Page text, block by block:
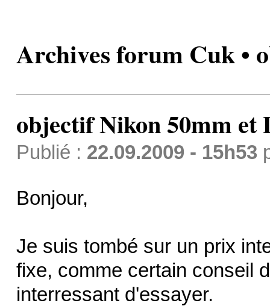
Archives forum Cuk •
objectif Nikon 50mm et
Publié : 22.09.2009 - 15h53
Bonjour,
Je suis tombé sur un prix
fixe, comme certain conseil
interressant d'essayer.